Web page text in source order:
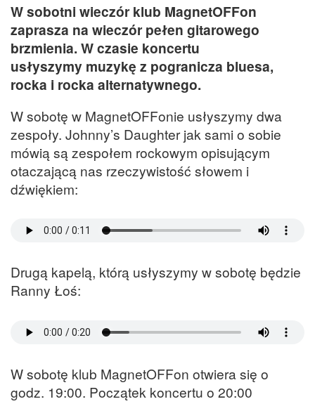
W sobotni wieczór klub MagnetOFFon
zaprasza na wieczór pełen gitarowego
brzmienia. W czasie koncertu
usłyszymy muzykę z pogranicza bluesa,
rocka i rocka alternatywnego.
W sobotę w MagnetOFFonie usłyszymy dwa
zespoły. Johnny’s Daughter jak sami o sobie
mówią są zespołem rockowym opisującym
otaczającą nas rzeczywistość słowem i
dźwiękiem:
Drugą kapelą, którą usłyszymy w sobotę będzie
Ranny Łoś:
W sobotę klub MagnetOFFon otwiera się o
godz. 19:00. Początek koncertu o 20:00